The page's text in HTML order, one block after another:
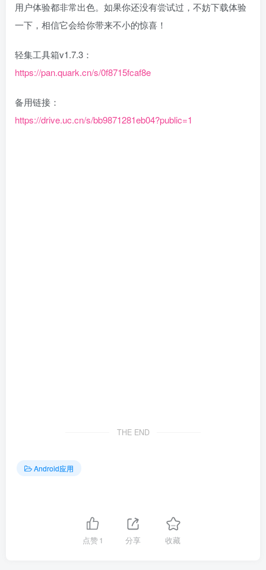
用户体验都非常出色。如果你还没有尝试过，不妨下载体验
一下，相信它会给你带来不小的惊喜！
轻集工具箱v1.7.3：
https://pan.quark.cn/s/0f8715fcaf8e
备用链接：
https://drive.uc.cn/s/bb9871281eb04?public=1
THE END
Android应用
点赞1 分享 收藏